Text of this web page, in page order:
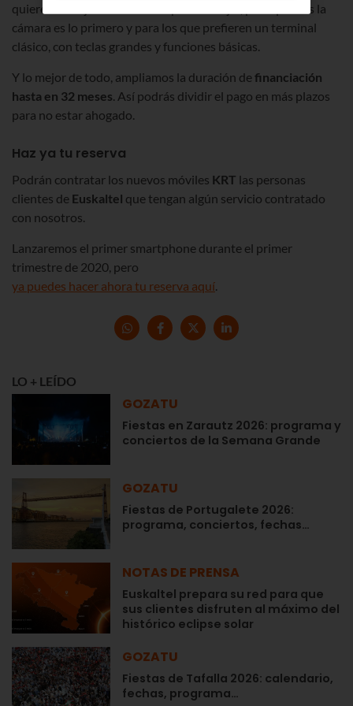
quieren el mejor rendimiento para trabajar, para quienes la
cámara es lo primero y para los que prefieren un terminal
clásico, con teclas grandes y funciones básicas.
Y lo mejor de todo, ampliamos la duración definanciación
hasta en 32 meses. Así podrás dividir el pago en más plazos
para no estar ahogado.
Haz ya tu reserva
Podrán contratar los nuevos móviles KRT las personas
clientes de Euskaltel que tengan algún servicio contratado
con nosotros.
Lanzaremos el primer smartphone durante el primer
trimestre de 2020, pero
ya puedes hacer ahora tu reserva aquí.
LO + LEÍDO
GOZATU
Fiestas en Zarautz 2026: programa y
conciertos de la Semana Grande
GOZATU
Fiestas de Portugalete 2026:
programa, conciertos, fechas…
NOTAS DE PRENSA
Euskaltel prepara su red para que
sus clientes disfruten al máximo del
histórico eclipse solar
GOZATU
Fiestas de Tafalla 2026: calendario,
fechas, programa…